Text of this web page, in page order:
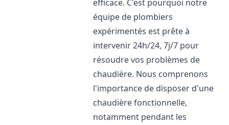
efficace. C'est pourquoi notre
équipe de plombiers
expérimentés est prête à
intervenir 24h/24, 7j/7 pour
résoudre vos problèmes de
chaudière. Nous comprenons
l'importance de disposer d'une
chaudière fonctionnelle,
notamment pendant les